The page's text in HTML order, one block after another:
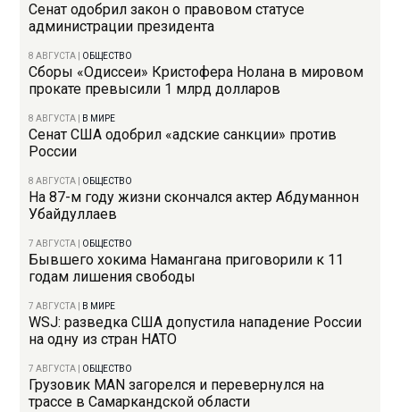
Сенат одобрил закон о правовом статусе
администрации президента
8 АВГУСТА ОБЩЕСТВО
Сборы «Одиссеи» Кристофера Нолана в мировом
прокате превысили 1 млрд долларов
8 АВГУСТА В МИРЕ
Сенат США одобрил «адские санкции» против
России
8 АВГУСТА ОБЩЕСТВО
На 87-м году жизни скончался актер Абдуманнон
Убайдуллаев
7 АВГУСТА ОБЩЕСТВО
Бывшего хокима Намангана приговорили к 11
годам лишения свободы
7 АВГУСТА В МИРЕ
WSJ: разведка США допустила нападение России
на одну из стран НАТО
7 АВГУСТА ОБЩЕСТВО
Грузовик MAN загорелся и перевернулся на
трассе в Самаркандской области